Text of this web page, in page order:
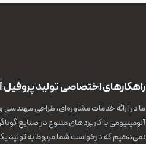
راهکارهای اختصاصی تولید پروفیل
ما در ارائه خدمات مشاوره‌ای، طراحی مهندسی
آلومینیومی با کاربردهای متنوع در صنایع
نمی‌دهیم که درخواست شما مربوط به تولید